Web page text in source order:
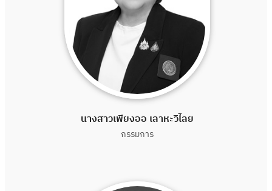
นางสาวเพียงออ เลาหะวิไลย
กรรมการ